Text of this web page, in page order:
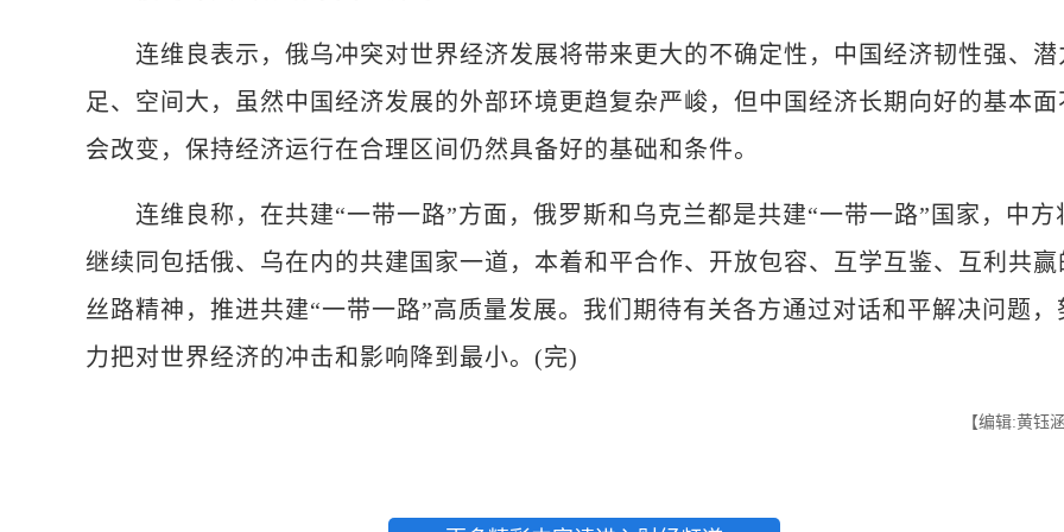
连维良表示，俄乌冲突对世界经济发展将带来更大的不确定性，中国经济韧性强、潜
足、空间大，虽然中国经济发展的外部环境更趋复杂严峻，但中国经济长期向好的基本面
会改变，保持经济运行在合理区间仍然具备好的基础和条件。
连维良称，在共建“一带一路”方面，俄罗斯和乌克兰都是共建“一带一路”国家，中方
继续同包括俄、乌在内的共建国家一道，本着和平合作、开放包容、互学互鉴、互利共赢
丝路精神，推进共建“一带一路”高质量发展。我们期待有关各方通过对话和平解决问题，
力把对世界经济的冲击和影响降到最小。(完)
【编辑:黄钰涵